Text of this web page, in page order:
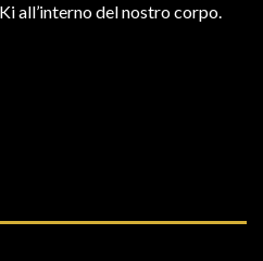
all’interno del nostro corpo.